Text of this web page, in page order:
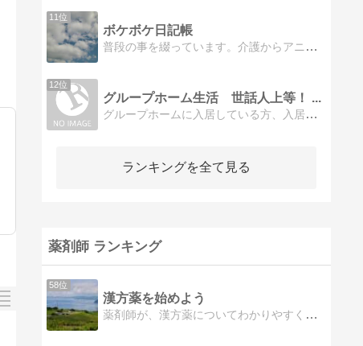
11位
ボケボケ日記帳
普段の事を綴っています。介護からアニメ、小説の事など色々書いてます。
12位
グループホーム生活 世話人上等！ ...
グループホームに入居している方、入居を迫れている方、入居を迷っている方、卒業された方、純粋に興味本位の方、赤裸々にGH生活を綴っていきます！現在世話人と険悪です
ランキングを全て見る
薬剤師 ランキング
58位
漢方薬を始めよう
薬剤師が、漢方薬についてわかりやすく書いていきます。